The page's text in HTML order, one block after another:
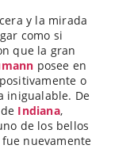
y la mirada
como si
que la gran
posee en
o
inigualable. De
Indiana,
de los bellos
nuevamente